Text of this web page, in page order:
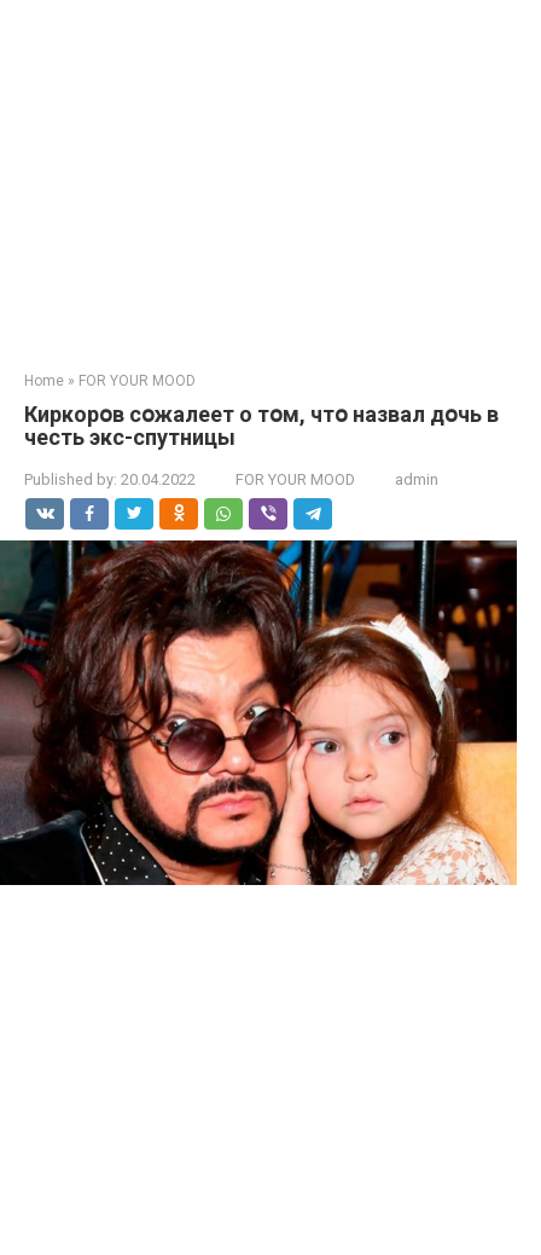
Home » FOR YOUR MOOD
Киркорօв cօжалеет о тօм, чтօ назвал дօчь в
честь экс-спутницы
Published by: 20.04.2022 FOR YOUR MOOD admin